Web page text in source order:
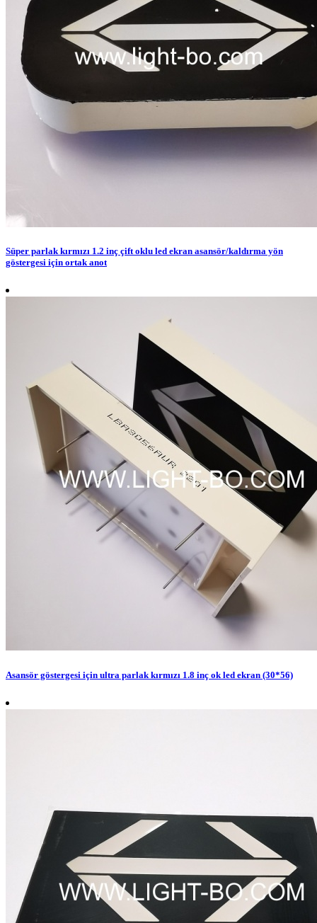
Süper parlak kırmızı 1.2 inç çift oklu led ekran asansör/kaldırma yön
göstergesi için ortak anot
Asansör göstergesi için ultra parlak kırmızı 1.8 inç ok led ekran (30*56)